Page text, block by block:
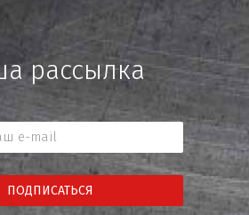
рассылка
ПОДПИСАТЬСЯ